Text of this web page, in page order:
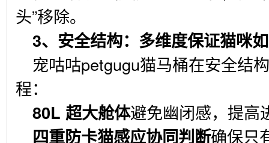
头”移除。
3、安全结构：多维度保证猫咪
宠咕咕petgugu猫马桶在安全结
程：
80L 超大舱体避免幽闭感，提高
四重防卡猫感应协同判断确保只